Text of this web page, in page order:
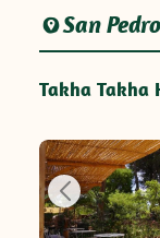
San
Takha Takha